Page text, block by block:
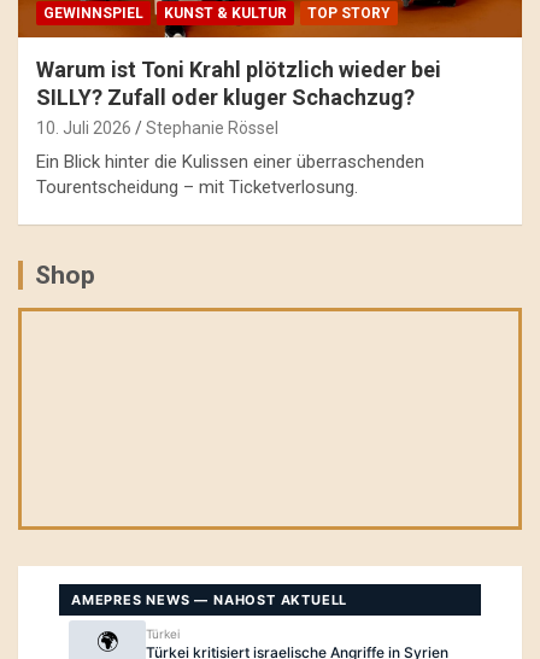
GEWINNSPIEL KUNST & KULTUR TOP STORY
Warum ist Toni Krahl plötzlich wieder bei
SILLY? Zufall oder kluger Schachzug?
10. Juli 2026 Stephanie Rössel
Ein Blick hinter die Kulissen einer überraschenden
Tourentscheidung – mit Ticketverlosung.
Shop